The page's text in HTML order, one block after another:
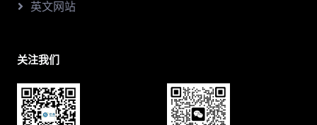
英文网站
关注我们